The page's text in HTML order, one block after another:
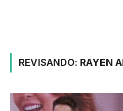
REVISANDO: RAYEN